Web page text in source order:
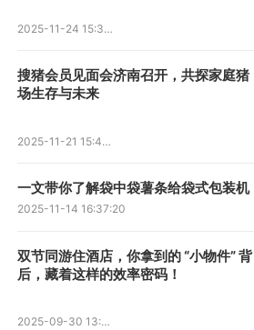
2025-11-24 15:35:37
搜猪会员见面会济南召开，共探家庭猪
场生存与未来
2025-11-21 15:43:42
一文带你了解袋中袋薯条给袋式包装机
2025-11-14 16:37:20
双节同游住酒店，你拿到的 “小物件” 背
后，藏着这样的效率密码！
2025-09-30 13:48:23